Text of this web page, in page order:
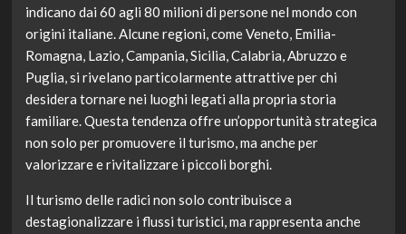
indicano dai 60 agli 80 milioni di persone nel mondo con
origini italiane. Alcune regioni, come Veneto, Emilia-
Romagna, Lazio, Campania, Sicilia, Calabria, Abruzzo e
Puglia, si rivelano particolarmente attrattive per chi
desidera tornare nei luoghi legati alla propria storia
familiare. Questa tendenza offre un’opportunità strategica
non solo per promuovere il turismo, ma anche per
valorizzare e rivitalizzare i piccoli borghi.
Il turismo delle radici non solo contribuisce a
destagionalizzare i flussi turistici, ma rappresenta anche